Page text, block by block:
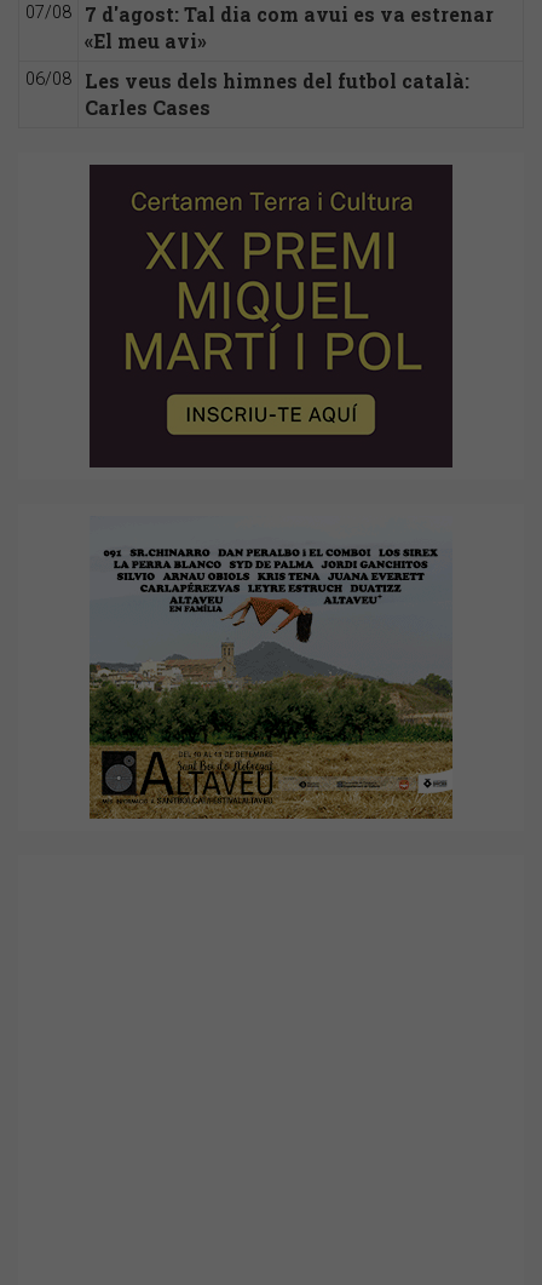
07/08
7 d'agost: Tal dia com avui es va estrenar
«El meu avi»
06/08
Les veus dels himnes del futbol català:
Carles Cases